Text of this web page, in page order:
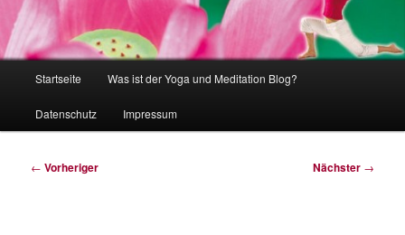
Startseite Was ist der Yoga und Meditation Blog?
Datenschutz Impressum
Beitragsnavigation
← Vorheriger Nächster →